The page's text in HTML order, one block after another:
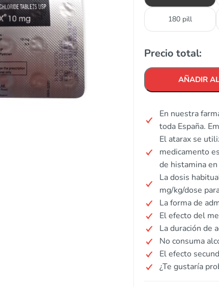
180 pill
Precio total:
AÑADIR
En nuestra
toda España.
El atarax se
medicamento
de histamina
La dosis
mg/kg/dose
La forma de
El efecto del
La duración de
No consuma
El efecto
¿Te gustaría